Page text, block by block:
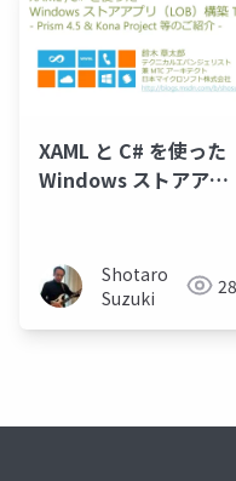
XAML と C# を使った
Windows ストアアプ
Kona project 等のご紹
介
Shotaro
Suzuki